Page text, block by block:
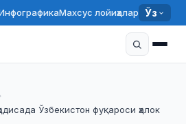
Махсус лойиҳалар Ўз
›
Ўзбекистон фуқароси ҳалок